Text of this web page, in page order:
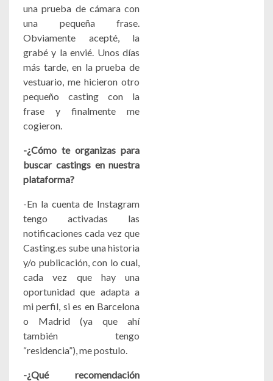
una prueba de cámara con
una pequeña frase.
Obviamente acepté, la
grabé y la envié. Unos días
más tarde, en la prueba de
vestuario, me hicieron otro
pequeño casting con la
frase y finalmente me
cogieron.
-¿Cómo te organizas para
buscar castings en nuestra
plataforma?
-En la cuenta de Instagram
tengo activadas las
notificaciones cada vez que
Casting.es sube una historia
y/o publicación, con lo cual,
cada vez que hay una
oportunidad que adapta a
mi perfil, si es en Barcelona
o Madrid (ya que ahí
también tengo
“residencia”), me postulo.
-¿Qué recomendación